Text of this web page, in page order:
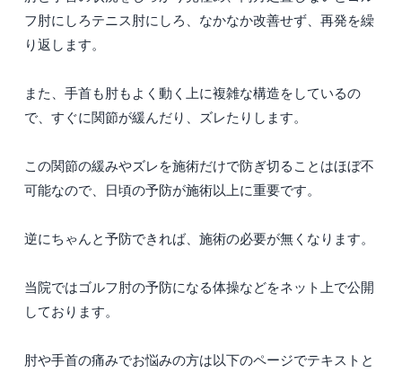
フ肘にしろテニス肘にしろ、なかなか改善せず、再発を繰
り返します。
また、手首も肘もよく動く上に複雑な構造をしているの
で、すぐに関節が緩んだり、ズレたりします。
この関節の緩みやズレを施術だけで防ぎ切ることはほぼ不
可能なので、日頃の予防が施術以上に重要です。
逆にちゃんと予防できれば、施術の必要が無くなります。
当院ではゴルフ肘の予防になる体操などをネット上で公開
しております。
肘や手首の痛みでお悩みの方は以下のページでテキストと